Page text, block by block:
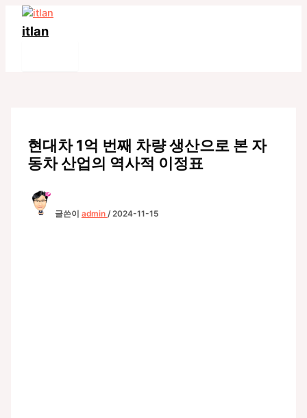
itlan
현대차 1억 번째 차량 생산으로 본 자
동차 산업의 역사적 이정표
글쓴이 admin /2024-11-15